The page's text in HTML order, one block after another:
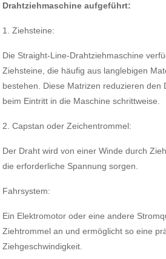
Drahtziehmaschine aufgeführt:
1. Ziehsteine:
Die Straight-Line-Drahtziehmaschine
Ziehsteine, die häufig aus langlebigen
bestehen. Diese Matrizen reduzieren den
beim Eintritt in die Maschine schrittweise.
2. Capstan oder Zeichentrommel:
Der Draht wird von einer Winde durch
die erforderliche Spannung sorgen.
Fahrsystem:
Ein Elektromotor oder eine andere
Ziehtrommel an und ermöglicht so eine
Ziehgeschwindigkeit.